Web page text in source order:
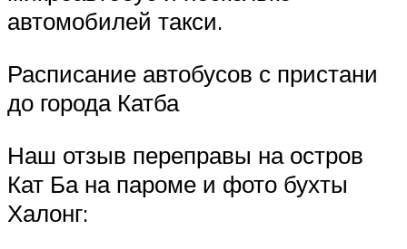
автомобилей такси.
Расписание автобусов с пристани
до города Катба
Наш отзыв переправы на остров
Кат Ба на пароме и фото бухты
Халонг: